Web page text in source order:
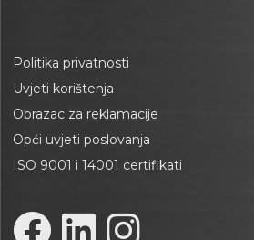
Politika privatnosti
Uvjeti korištenja
Obrazac za reklamacije
Opći uvjeti poslovanja
ISO 9001 i 14001 certifikati